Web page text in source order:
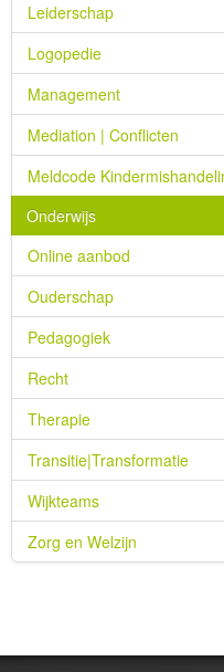
Leiderschap
Logopedie
Management
Mediation | Conflicten
Meldcode
Onderwijs
Online aanbod
Ouderschap
Pedagogiek
Recht
Therapie
Transitie|Transformatie
Wijkteams
Zorg en Welzijn